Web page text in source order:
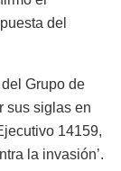
del
Grupo de
sus siglas en
14159,
la invasión’.